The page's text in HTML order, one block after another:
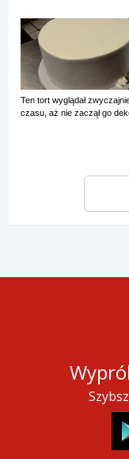
Ten tort wyglądał
czasu, aż nie zaczął go